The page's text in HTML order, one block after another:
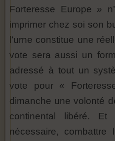
Forteresse Europe »
imprimer chez soi son
l’urne constitue une
vote sera aussi un
adressé à tout un
vote pour «
dimanche une volonté
continental libéré.
nécessaire, combattre